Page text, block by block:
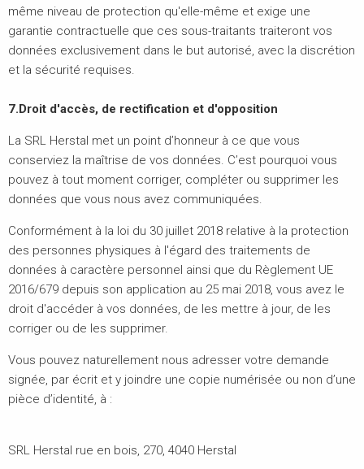
même niveau de protection qu'elle-même et exige une
garantie contractuelle que ces sous-traitants traiteront vos
données exclusivement dans le but autorisé, avec la discrétion
et la sécurité requises.
7.Droit d'accès, de rectification et d'opposition
La SRL Herstal met un point d’honneur à ce que vous
conserviez la maîtrise de vos données. C’est pourquoi vous
pouvez à tout moment corriger, compléter ou supprimer les
données que vous nous avez communiquées.
Conformément à la loi du 30 juillet 2018 relative à la protection
des personnes physiques à l'égard des traitements de
données à caractère personnel ainsi que du Règlement UE
2016/679 depuis son application au 25 mai 2018, vous avez le
droit d'accéder à vos données, de les mettre à jour, de les
corriger ou de les supprimer.
Vous pouvez naturellement nous adresser votre demande
signée, par écrit et y joindre une copie numérisée ou non d’une
pièce d’identité, à :
SRL Herstal rue en bois, 270, 4040 Herstal